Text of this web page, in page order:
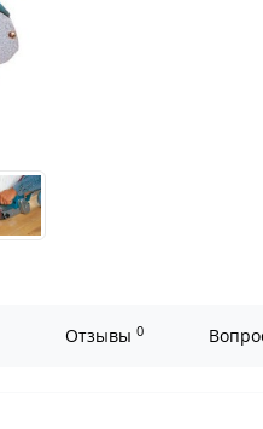
Отзывы 0